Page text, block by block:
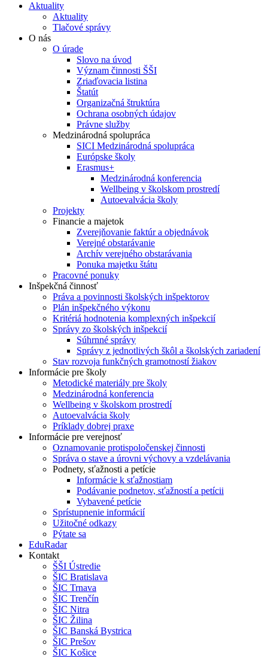
Aktuality
Aktuality
Tlačové správy
O nás
O úrade
Slovo na úvod
Význam činnosti ŠŠI
Zriaďovacia listina
Štatút
Organizačná štruktúra
Ochrana osobných údajov
Právne služby
Medzinárodná spolupráca
SICI Medzinárodná spolupráca
Európske školy
Erasmus+
Medzinárodná konferencia
Wellbeing v školskom prostredí
Autoevalvácia školy
Projekty
Financie a majetok
Zverejňovanie faktúr a objednávok
Verejné obstarávanie
Archív verejného obstarávania
Ponuka majetku štátu
Pracovné ponuky
Inšpekčná činnosť
Práva a povinnosti školských inšpektorov
Plán inšpekčného výkonu
Kritériá hodnotenia komplexných inšpekcií
Správy zo školských inšpekcií
Súhrnné správy
Správy z jednotlivých škôl a školských zariadení
Stav rozvoja funkčných gramotností žiakov
Informácie pre školy
Metodické materiály pre školy
Medzinárodná konferencia
Wellbeing v školskom prostredí
Autoevalvácia školy
Príklady dobrej praxe
Informácie pre verejnosť
Oznamovanie protispoločenskej činnosti
Správa o stave a úrovni výchovy a vzdelávania
Podnety, sťažnosti a petície
Informácie k sťažnostiam
Podávanie podnetov, sťažností a petícii
Vybavené petície
Sprístupnenie informácií
Užitočné odkazy
Pýtate sa
EduRadar
Kontakt
ŠŠI Ústredie
ŠIC Bratislava
ŠIC Trnava
ŠIC Trenčín
ŠIC Nitra
ŠIC Žilina
ŠIC Banská Bystrica
ŠIC Prešov
ŠIC Košice